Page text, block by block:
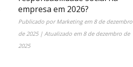
empresa em 2026?
Publicado porMarketingem 8 de dezembro
de 2025| Atualizado em 8 de dezembro de
2025